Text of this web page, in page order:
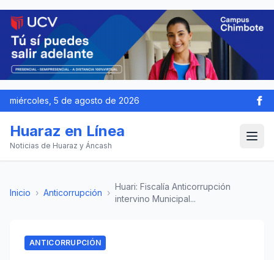
miércoles, 5 de agosto de 2026
Huaraz en Línea
Noticias de Huaraz y Áncash
Inicio › Anticorrupción ›
Huari: Fiscalía Anticorrupción
intervino Municipal...
ANTICORRUPCIÓN